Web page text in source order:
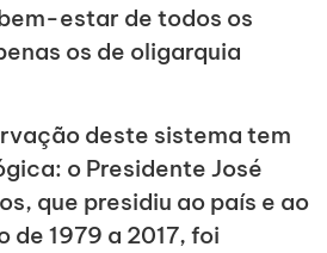
estar de todos os
os de oligarquia
deste sistema tem
o Presidente José
que presidiu ao país e ao
1979 a 2017, foi